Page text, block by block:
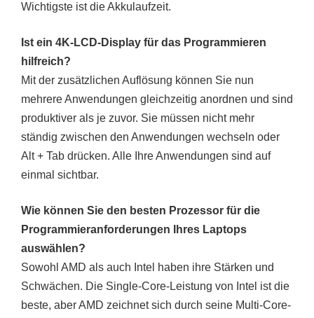
Wichtigste ist die Akkulaufzeit.
Ist ein 4K-LCD-Display für das Programmieren
hilfreich?
Mit der zusätzlichen Auflösung können Sie nun
mehrere Anwendungen gleichzeitig anordnen und sind
produktiver als je zuvor. Sie müssen nicht mehr
ständig zwischen den Anwendungen wechseln oder
Alt + Tab drücken. Alle Ihre Anwendungen sind auf
einmal sichtbar.
Wie können Sie den besten Prozessor für die
Programmieranforderungen Ihres Laptops
auswählen?
Sowohl AMD als auch Intel haben ihre Stärken und
Schwächen. Die Single-Core-Leistung von Intel ist die
beste, aber AMD zeichnet sich durch seine Multi-Core-